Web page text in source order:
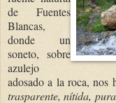
de Fuentes
Blancas,
donde un
soneto, sobre
azulejo
adosado a la roca, nos
trasparente, nítida,